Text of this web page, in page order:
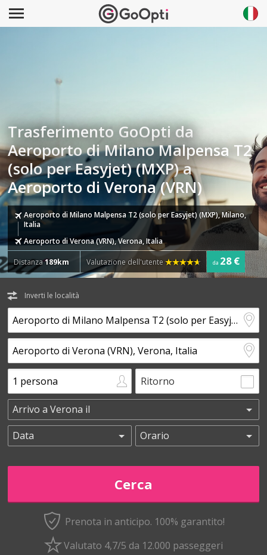
Trasferimento GoOpti da
Aeroporto di Milano Malpensa T2
(solo per Easyjet) (MXP) a
Aeroporto di Verona (VRN)
Aeroporto di Milano Malpensa T2 (solo per Easyjet) (MXP), Milano,
Italia
Aeroporto di Verona (VRN), Verona, Italia
Distanza189km Valutazione dell'utente da 28 €
Inverti le località
Ritorno
Prenota in anticipo. 100% garantito!
Valutato 4,7/5 da 12.000 passeggeri